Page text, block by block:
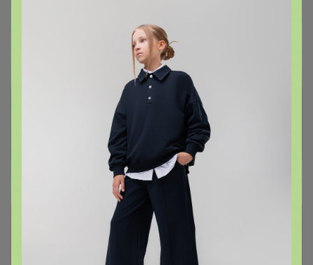
Комментарии к лотам
Отзывы участников
Получать будем примерно после майских
праздников, как только установится
стабильная плюсовая температура.